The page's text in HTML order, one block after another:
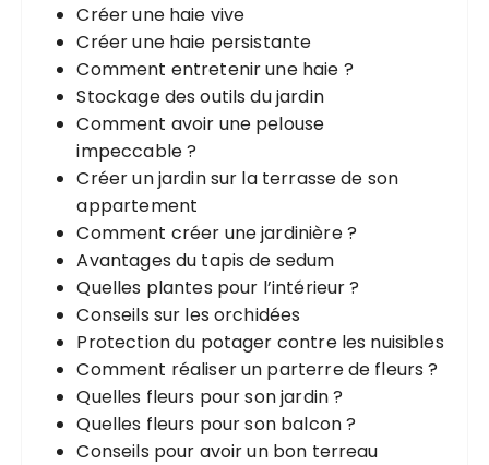
Créer une haie vive
Créer une haie persistante
Comment entretenir une haie ?
Stockage des outils du jardin
Comment avoir une pelouse
impeccable ?
Créer un jardin sur la terrasse de son
appartement
Comment créer une jardinière ?
Avantages du tapis de sedum
Quelles plantes pour l’intérieur ?
Conseils sur les orchidées
Protection du potager contre les nuisibles
Comment réaliser un parterre de fleurs ?
Quelles fleurs pour son jardin ?
Quelles fleurs pour son balcon ?
Conseils pour avoir un bon terreau